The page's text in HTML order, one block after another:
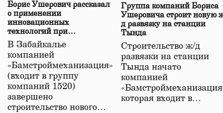
Борис Ушерович рассказал
о применении
инновационных
технологий при
строительстве нового моста
в Забайкалье
В Забайкалье
компанией
«Бамстроймеханизация»
(входит в группу
компаний 1520)
завершено
строительство нового…
Группа компаний Бориса
Ушеровича строит новую
д развязку на станции
Тында
Строительство ж/д
развязки на станции
Тында начато
компанией
которая входит в…